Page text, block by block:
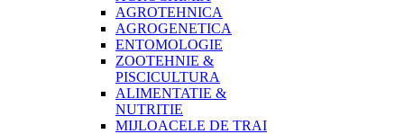
AGROTEHNICA
AGROGENETICA
ENTOMOLOGIE
ZOOTEHNIE &
PISCICULTURA
ALIMENTATIE &
NUTRITIE
MIJLOACELE DE TRAI